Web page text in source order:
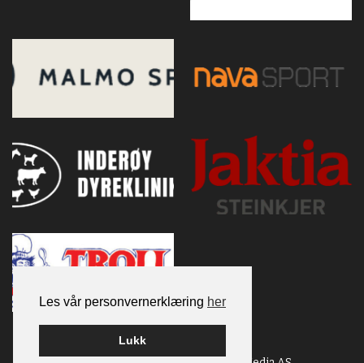
Les vår personvernerklæring her
Lukk